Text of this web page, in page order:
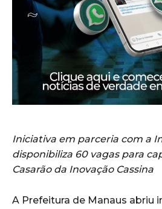
Iniciativa em parceria com a
disponibiliza 60 vagas para
Casarão da Inovação Cassina
A Prefeitura de Manaus abriu